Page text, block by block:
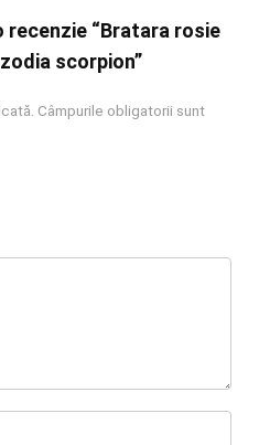
recenzie “Bratara rosie
scorpion”
Câmpurile obligatorii sunt